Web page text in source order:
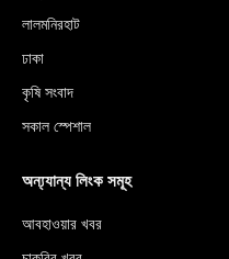
লালমনিরহাট
ঢাকা
কৃষি সংবাদ
সকাল স্পেশাল
অন্য্যান্য লিংক সমূহ
আবহাওয়ার খবর